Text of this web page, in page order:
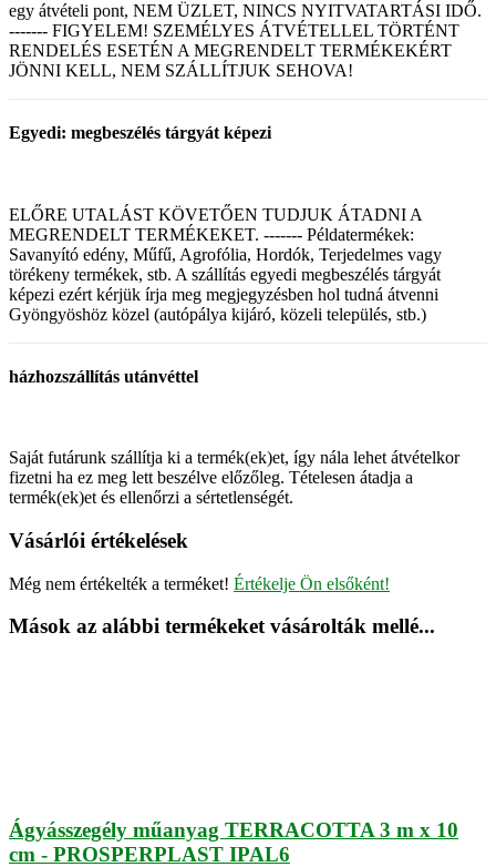
egy átvételi pont, NEM ÜZLET, NINCS NYITVATARTÁSI IDŐ.
------- FIGYELEM! SZEMÉLYES ÁTVÉTELLEL TÖRTÉNT
RENDELÉS ESETÉN A MEGRENDELT TERMÉKEKÉRT
JÖNNI KELL, NEM SZÁLLÍTJUK SEHOVA!
Egyedi: megbeszélés tárgyát képezi
ELŐRE UTALÁST KÖVETŐEN TUDJUK ÁTADNI A
MEGRENDELT TERMÉKEKET. ------- Példatermékek:
Savanyító edény, Műfű, Agrofólia, Hordók, Terjedelmes vagy
törékeny termékek, stb. A szállítás egyedi megbeszélés tárgyát
képezi ezért kérjük írja meg megjegyzésben hol tudná átvenni
Gyöngyöshöz közel (autópálya kijáró, közeli település, stb.)
házhozszállítás utánvéttel
Saját futárunk szállítja ki a termék(ek)et, így nála lehet átvételkor
fizetni ha ez meg lett beszélve előzőleg. Tételesen átadja a
termék(ek)et és ellenőrzi a sértetlenségét.
Vásárlói értékelések
Még nem értékelték a terméket! Értékelje Ön elsőként!
Mások az alábbi termékeket vásárolták mellé...
Ágyásszegély műanyag TERRACOTTA 3 m x 10
cm - PROSPERPLAST IPAL6